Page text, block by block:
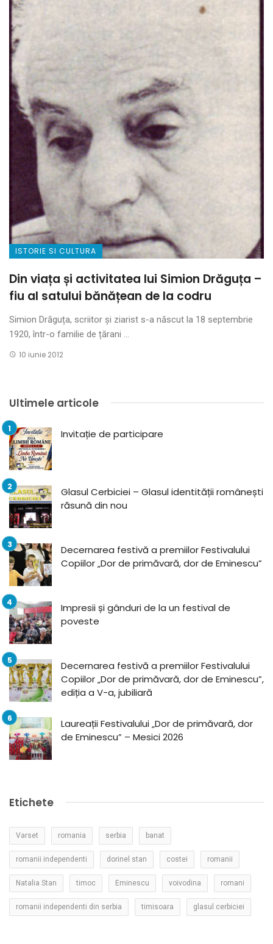
ISTORIE SI CULTURA
Din viața și activitatea lui Simion Drăguța –
fiu al satului bănățean de la codru
Simion Drăguța, scriitor și ziarist s-a născut la 18 septembrie
1920, într-o familie de țărani ...
10 iunie 2012
Ultimele articole
Invitație de participare
Glasul Cerbiciei – Glasul identității românești
răsună din nou
Decernarea festivă a premiilor Festivalului
Copiilor „Dor de primăvară, dor de Eminescu”
Impresii și gânduri de la un festival de
poveste
Decernarea festivă a premiilor Festivalului
Copiilor „Dor de primăvară, dor de Eminescu”,
ediția a V-a, jubiliară
Laureații Festivalului „Dor de primăvară, dor
de Eminescu” – Mesici 2026
Etichete
Varset romania serbia banat
romanii independenti dorinel stan costei romanii
Natalia Stan timoc Eminescu voivodina romani
romanii independenti din serbia timisoara glasul cerbiciei